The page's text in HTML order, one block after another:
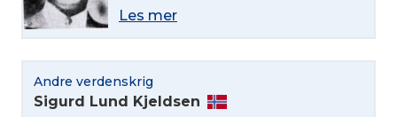
Les mer
Andre verdenskrig
Sigurd Lund Kjeldsen
English
Norsk bokmål